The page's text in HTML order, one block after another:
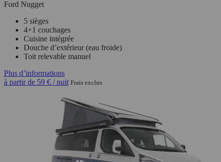
Ford Nugget
5 sièges
4+1 couchages
Cuisine intégrée
Douche d’extérieur (eau froide)
Toit relevable manuel
Plus d’informations
à partir de 59 € / nuit Frais exclus